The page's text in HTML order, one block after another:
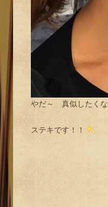
やだ～ 真似したく
ステキです！！